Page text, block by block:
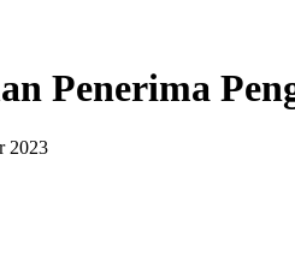
Penerima
2023